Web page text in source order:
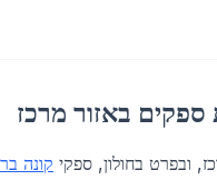
ספקים באזור מרכז
ובפרט בחולון, ספקי קונה